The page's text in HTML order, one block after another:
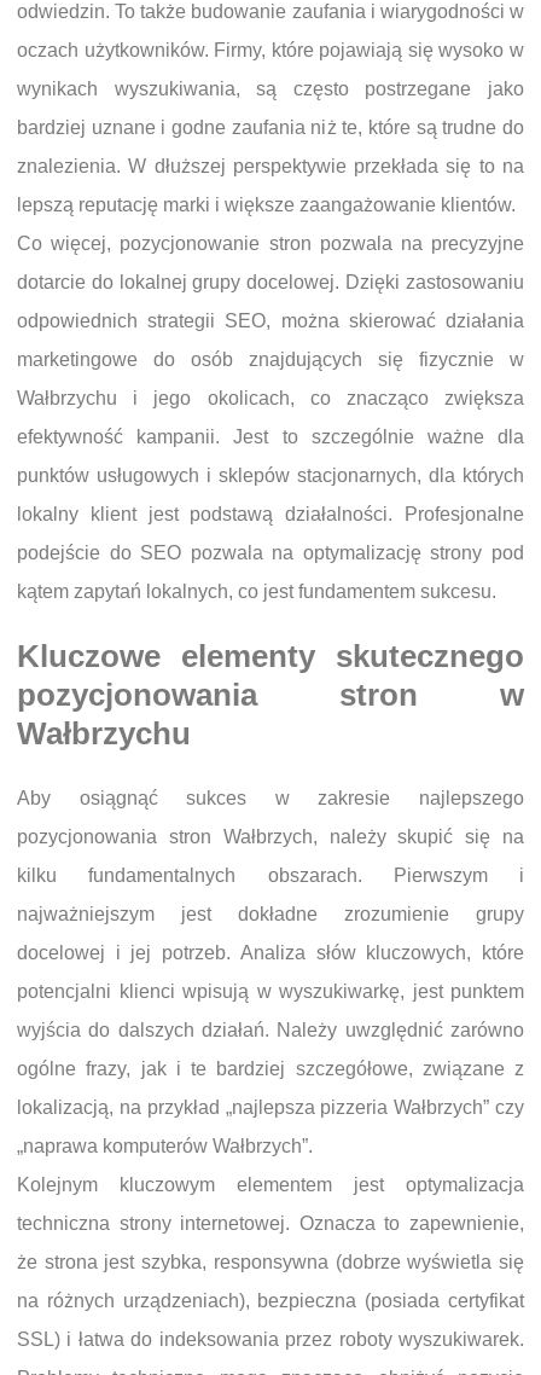
odwiedzin. To także budowanie zaufania i wiarygodności w
oczach użytkowników. Firmy, które pojawiają się wysoko w
wynikach wyszukiwania, są często postrzegane jako
bardziej uznane i godne zaufania niż te, które są trudne do
znalezienia. W dłuższej perspektywie przekłada się to na
lepszą reputację marki i większe zaangażowanie klientów.
Co więcej, pozycjonowanie stron pozwala na precyzyjne
dotarcie do lokalnej grupy docelowej. Dzięki zastosowaniu
odpowiednich strategii SEO, można skierować działania
marketingowe do osób znajdujących się fizycznie w
Wałbrzychu i jego okolicach, co znacząco zwiększa
efektywność kampanii. Jest to szczególnie ważne dla
punktów usługowych i sklepów stacjonarnych, dla których
lokalny klient jest podstawą działalności. Profesjonalne
podejście do SEO pozwala na optymalizację strony pod
kątem zapytań lokalnych, co jest fundamentem sukcesu.
Kluczowe elementy skutecznego
pozycjonowania stron w
Wałbrzychu
Aby osiągnąć sukces w zakresie najlepszego
pozycjonowania stron Wałbrzych, należy skupić się na
kilku fundamentalnych obszarach. Pierwszym i
najważniejszym jest dokładne zrozumienie grupy
docelowej i jej potrzeb. Analiza słów kluczowych, które
potencjalni klienci wpisują w wyszukiwarkę, jest punktem
wyjścia do dalszych działań. Należy uwzględnić zarówno
ogólne frazy, jak i te bardziej szczegółowe, związane z
lokalizacją, na przykład „najlepsza pizzeria Wałbrzych” czy
„naprawa komputerów Wałbrzych”.
Kolejnym kluczowym elementem jest optymalizacja
techniczna strony internetowej. Oznacza to zapewnienie,
że strona jest szybka, responsywna (dobrze wyświetla się
na różnych urządzeniach), bezpieczna (posiada certyfikat
SSL) i łatwa do indeksowania przez roboty wyszukiwarek.